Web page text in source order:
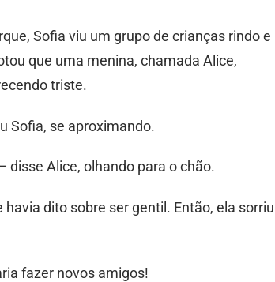
Sofia viu um grupo de crianças rindo e
que uma menina, chamada Alice,
triste.
Sofia, se aproximando.
Alice, olhando para o chão.
dito sobre ser gentil. Então, ela sorriu
fazer novos amigos!